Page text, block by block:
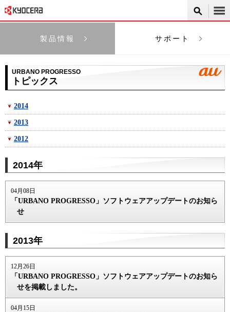
製品情報 サポート
URBANO PROGRESSO
トピックス
2014
2013
2012
2014年
04月08日
「URBANO PROGRESSO」ソフトウェアアップデートのお知ら
せ
2013年
12月26日
「URBANO PROGRESSO」ソフトウェアアップデートのお知ら
せを掲載しました。
04月15日